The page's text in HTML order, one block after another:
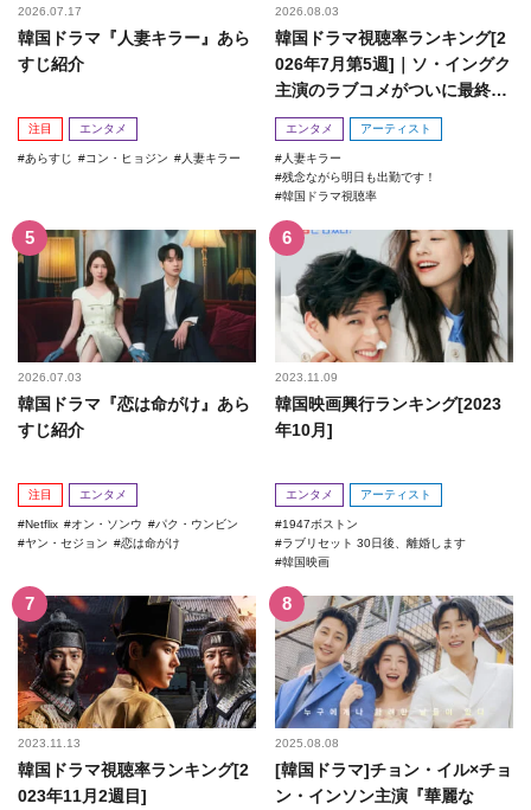
2026.07.17
韓国ドラマ『人妻キラー』あら
すじ紹介
注目 エンタメ
あらすじ コン・ヒョジン 人妻キラー
2026.08.03
韓国ドラマ視聴率ランキング[2
026年7月第5週]｜ソ・イングク
主演のラブコメがついに最終
回！
エンタメ アーティスト
人妻キラー
残念ながら明日も出勤です！
韓国ドラマ視聴率
2026.07.03
韓国ドラマ『恋は命がけ』あら
すじ紹介
注目 エンタメ
Netflix オン・ソンウ
パク・ウンビン
ヤン・セジョン
恋は命がけ
2023.11.09
韓国映画興行ランキング[2023
年10月]
エンタメ アーティスト
1947ボストン
ラブリセット 30日後、離婚します
韓国映画
2023.11.13
韓国ドラマ視聴率ランキング[2
023年11月2週目]
2025.08.08
[韓国ドラマ]チョン・イル×チョ
ン・インソン主演『華麗な